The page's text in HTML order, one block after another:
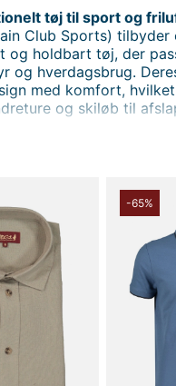
tøj til sport og
Club Sports)
og holdbart tøj, der
og hverdagsbrug.
med komfort,
og skiløb til
jakker og skaljakker til
-65%